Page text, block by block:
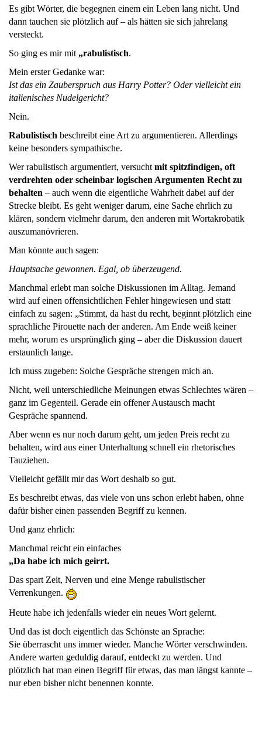
Es gibt Wörter, die begegnen einem ein Leben lang nicht. Und
dann tauchen sie plötzlich auf – als hätten sie sich jahrelang
versteckt.
So ging es mir mit „rabulistisch.
Mein erster Gedanke war:
Ist das ein Zauberspruch aus Harry Potter? Oder vielleicht ein
italienisches Nudelgericht?
Nein.
Rabulistisch beschreibt eine Art zu argumentieren. Allerdings
keine besonders sympathische.
Wer rabulistisch argumentiert, versucht mit spitzfindigen, oft
verdrehten oder scheinbar logischen Argumenten Recht zu
behalten – auch wenn die eigentliche Wahrheit dabei auf der
Strecke bleibt. Es geht weniger darum, eine Sache ehrlich zu
klären, sondern vielmehr darum, den anderen mit Wortakrobatik
auszumanövrieren.
Man könnte auch sagen:
Hauptsache gewonnen. Egal, ob überzeugend.
Manchmal erlebt man solche Diskussionen im Alltag. Jemand
wird auf einen offensichtlichen Fehler hingewiesen und statt
einfach zu sagen: „Stimmt, da hast du recht, beginnt plötzlich eine
sprachliche Pirouette nach der anderen. Am Ende weiß keiner
mehr, worum es ursprünglich ging – aber die Diskussion dauert
erstaunlich lange.
Ich muss zugeben: Solche Gespräche strengen mich an.
Nicht, weil unterschiedliche Meinungen etwas Schlechtes wären –
ganz im Gegenteil. Gerade ein offener Austausch macht
Gespräche spannend.
Aber wenn es nur noch darum geht, um jeden Preis recht zu
behalten, wird aus einer Unterhaltung schnell ein rhetorisches
Tauziehen.
Vielleicht gefällt mir das Wort deshalb so gut.
Es beschreibt etwas, das viele von uns schon erlebt haben, ohne
dafür bisher einen passenden Begriff zu kennen.
Und ganz ehrlich:
Manchmal reicht ein einfaches
„Da habe ich mich geirrt.
Das spart Zeit, Nerven und eine Menge rabulistischer
Verrenkungen.
Heute habe ich jedenfalls wieder ein neues Wort gelernt.
Und das ist doch eigentlich das Schönste an Sprache:
Sie überrascht uns immer wieder. Manche Wörter verschwinden.
Andere warten geduldig darauf, entdeckt zu werden. Und
plötzlich hat man einen Begriff für etwas, das man längst kannte –
nur eben bisher nicht benennen konnte.